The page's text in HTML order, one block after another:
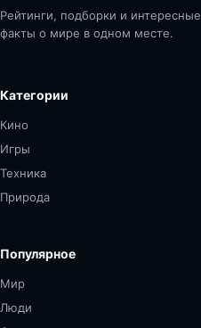
Рейтинги, подборки и интересные
факты о мире в одном месте.
Категории
Кино
Игры
Техника
Природа
Популярное
Мир
Люди